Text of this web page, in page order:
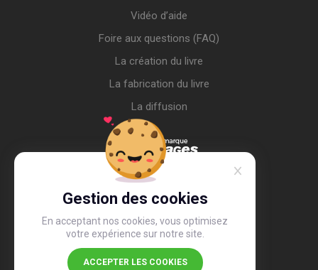
Gestion des cookies
En acceptant nos cookies, vous optimisez
votre expérience sur notre site.
ACCEPTER LES COOKIES
Vidéo d’aide
Foire aux questions (FAQ)
La création du livre
La fabrication du livre
La diffusion